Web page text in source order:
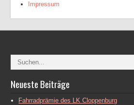
Impressum
Neueste Beiträge
Fahrradprämie des LK Cloppenburg